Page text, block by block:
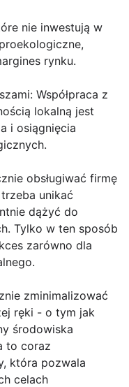
nie inwestują w
rynku.
Współpraca z
lokalną jest
i osiągnięcia
obsługiwać firmę
unikać
dążyć do
Tylko w ten sposób
zarówno dla
zminimalizować
ręki - o tym jak
środowiska
to coraz
która pozwala
celach